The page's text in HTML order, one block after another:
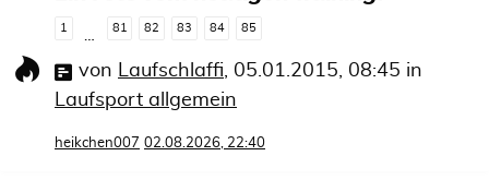
1
…
81 82 83 84 85
von Laufschlaffi, 05.01.2015, 08:45 in
Laufsport allgemein
heikchen007 02.08.2026, 22:40